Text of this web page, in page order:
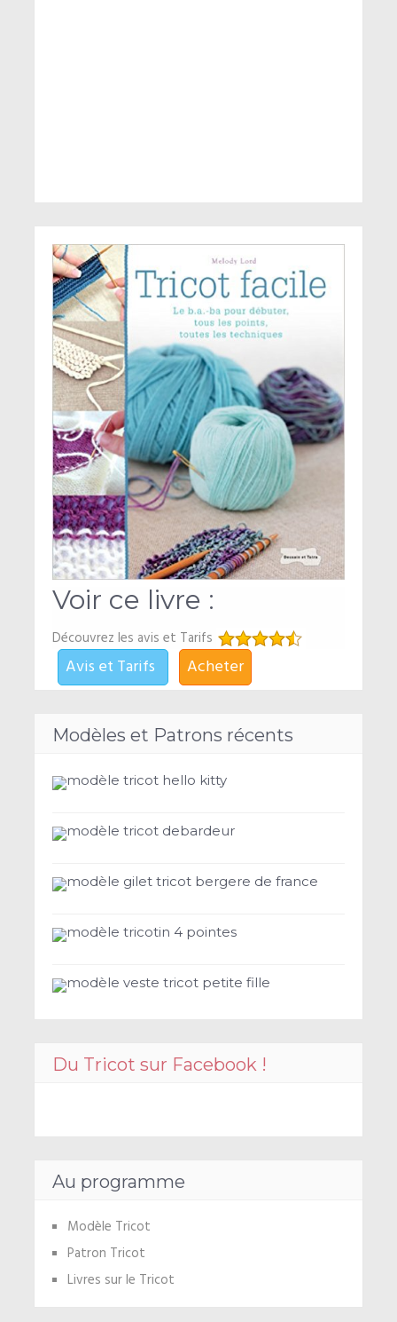
Voir ce livre :
Découvrez les avis et Tarifs
Acheter
Avis et Tarifs
Modèles et Patrons récents
modèle tricot hello kitty
modèle tricot debardeur
modèle gilet tricot bergere de france
modèle tricotin 4 pointes
modèle veste tricot petite fille
Du Tricot sur Facebook !
Au programme
Modèle Tricot
Patron Tricot
Livres sur le Tricot